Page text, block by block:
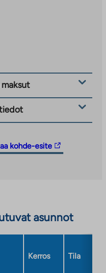
kohde-esite
asunnot
Kerros Tila